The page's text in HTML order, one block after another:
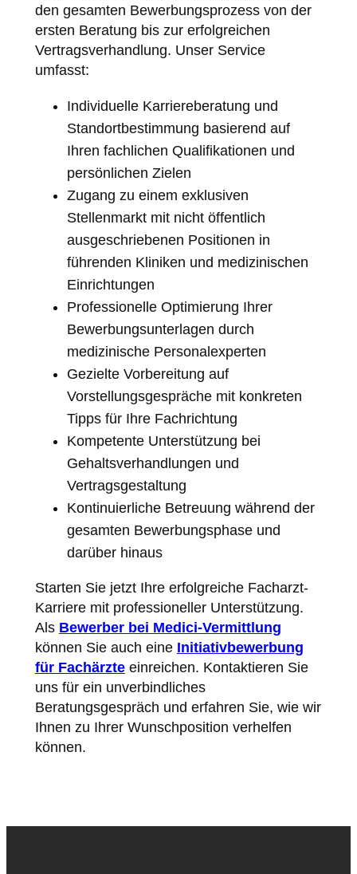
den gesamten Bewerbungsprozess von der
ersten Beratung bis zur erfolgreichen
Vertragsverhandlung. Unser Service
umfasst:
Individuelle Karriereberatung und
Standortbestimmung basierend auf
Ihren fachlichen Qualifikationen und
persönlichen Zielen
Zugang zu einem exklusiven
Stellenmarkt mit nicht öffentlich
ausgeschriebenen Positionen in
führenden Kliniken und medizinischen
Einrichtungen
Professionelle Optimierung Ihrer
Bewerbungsunterlagen durch
medizinische Personalexperten
Gezielte Vorbereitung auf
Vorstellungsgespräche mit konkreten
Tipps für Ihre Fachrichtung
Kompetente Unterstützung bei
Gehaltsverhandlungen und
Vertragsgestaltung
Kontinuierliche Betreuung während der
gesamten Bewerbungsphase und
darüber hinaus
Starten Sie jetzt Ihre erfolgreiche Facharzt-
Karriere mit professioneller Unterstützung.
Als Bewerber bei Medici-Vermittlung
können Sie auch eine Initiativbewerbung
für Fachärzteeinreichen. Kontaktieren Sie
uns für ein unverbindliches
Beratungsgespräch und erfahren Sie, wie wir
Ihnen zu Ihrer Wunschposition verhelfen
können.